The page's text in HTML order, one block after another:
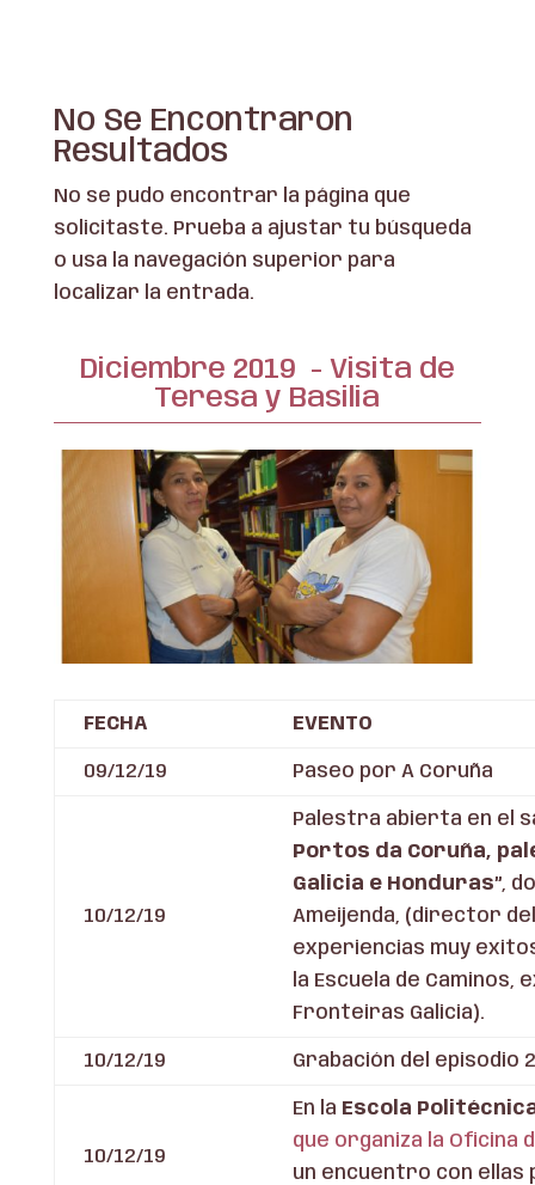
No Se Encontraron
Resultados
No se pudo encontrar la página que
solicitaste. Prueba a ajustar tu búsqueda
o usa la navegación superior para
localizar la entrada.
Diciembre 2019 - Visita de
Teresa y Basilia
FECHA EVENTO
09/12/19 Paseo por A Coruña
10/12/19
Palestra abierta en el
Portos da Coruña,
Galicia e Honduras”,
Ameijenda, (director
experiencias muy
la Escuela de
Fronteiras Galicia).
10/12/19 Grabación del episodio
10/12/19
En la Escola
que organiza la Oficina
un encuentro con ellas